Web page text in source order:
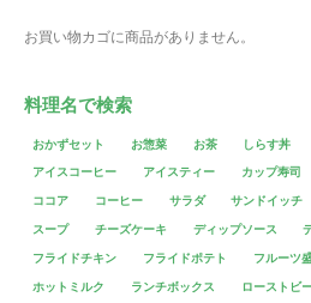
お買い物カゴに商品がありません。
料理名で検索
おかずセット お惣菜 お茶 しらす丼
アイスコーヒー
アイスティー カップ寿司
ココア
コーヒー サラダ サンドイッチ
スープ
チーズケーキ ディップソース
フライドチキン
フライドポテト フルーツ
ホットミルク
ランチボックス ローストビ